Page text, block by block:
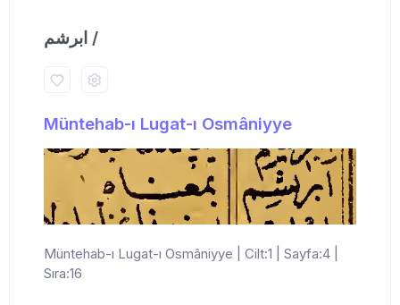
ابرشم /
Müntehab-ı Lugat-ı Osmâniyye
Müntehab-ı Lugat-ı Osmâniyye | Cilt:1 | Sayfa:4 |
Sıra:16